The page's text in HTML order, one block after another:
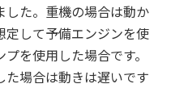
した。重機の場合は動か
定して予備エンジンを使
を使用した場合です。
た場合は動きは遅いです